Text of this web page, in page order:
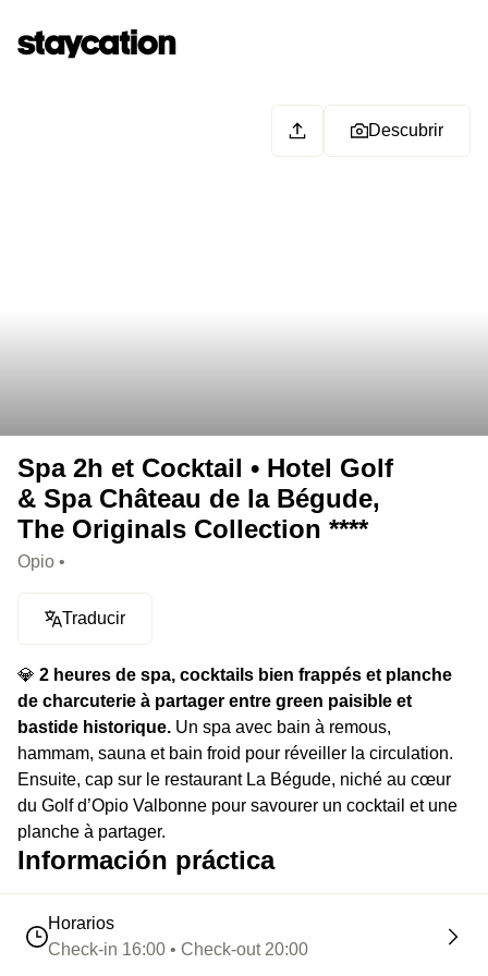
Descubrir
Spa 2h et Cocktail • Hotel Golf
& Spa Château de la Bégude,
The Originals Collection ****
Opio •
Traducir
💎 2 heures de spa, cocktails bien frappés et planche
de charcuterie à partager entre green paisible et
bastide historique. Un spa avec bain à remous,
hammam, sauna et bain froid pour réveiller la circulation.
Ensuite, cap sur le restaurant La Bégude, niché au cœur
du Golf d’Opio Valbonne pour savourer un cocktail et une
planche à partager.
Información práctica
Horarios
Check-in 16:00 • Check-out 20:00